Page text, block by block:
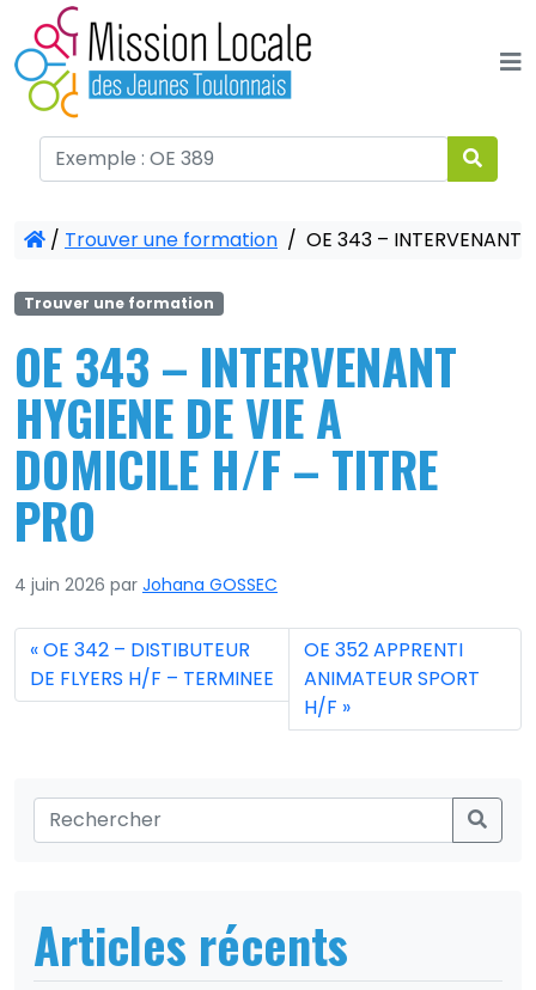
/ Trouver une formation / OE 343 – INTERVENANT
Trouver une formation
OE 343 – INTERVENANT
HYGIENE DE VIE A
DOMICILE H/F – TITRE
PRO
4 juin 2026 par Johana GOSSEC
OE 342 – DISTIBUTEUR
DE FLYERS H/F – TERMINEE
OE 352 APPRENTI
ANIMATEUR SPORT
H/F
Articles récents
Panneau de gestion des cookies